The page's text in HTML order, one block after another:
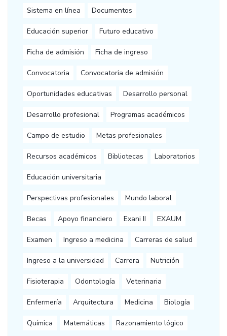
Sistema en línea Documentos
Educación superior Futuro educativo
Ficha de admisión Ficha de ingreso
Convocatoria Convocatoria de admisión
Oportunidades educativas Desarrollo personal
Desarrollo profesional Programas académicos
Campo de estudio Metas profesionales
Recursos académicos Bibliotecas Laboratorios
Educación universitaria
Perspectivas profesionales Mundo laboral
Becas Apoyo financiero Exani II EXAUM
Examen Ingreso a medicina Carreras de salud
Ingreso a la universidad Carrera Nutrición
Fisioterapia Odontología Veterinaria
Enfermería Arquitectura Medicina Biología
Química Matemáticas Razonamiento lógico